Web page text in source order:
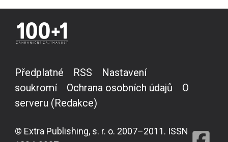
Předplatné RSS
Nastavení
soukromí
Ochrana osobních údajů
O
serveru (Redakce)
© Extra Publishing, s. r. o. 2007–2011. ISSN